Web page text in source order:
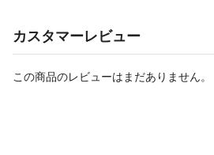
カスタマーレビュー
この商品のレビューはまだありません。